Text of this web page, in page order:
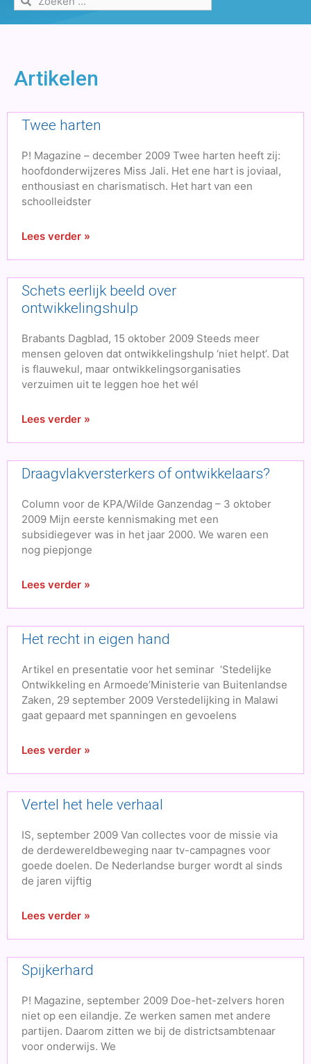
Artikelen
Twee harten
P! Magazine – december 2009 Twee harten heeft zij:
hoofdonderwijzeres Miss Jali. Het ene hart is joviaal,
enthousiast en charismatisch. Het hart van een
schoolleidster
Lees verder »
Schets eerlijk beeld over
ontwikkelingshulp
Brabants Dagblad, 15 oktober 2009 Steeds meer
mensen geloven dat ontwikkelingshulp ‘niet helpt’. Dat
is flauwekul, maar ontwikkelingsorganisaties
verzuimen uit te leggen hoe het wél
Lees verder »
Draagvlakversterkers of ontwikkelaars?
Column voor de KPA/Wilde Ganzendag – 3 oktober
2009 Mijn eerste kennismaking met een
subsidiegever was in het jaar 2000. We waren een
nog piepjonge
Lees verder »
Het recht in eigen hand
Artikel en presentatie voor het seminar ‘Stedelijke
Ontwikkeling en Armoede’Ministerie van Buitenlandse
Zaken, 29 september 2009 Verstedelijking in Malawi
gaat gepaard met spanningen en gevoelens
Lees verder »
Vertel het hele verhaal
IS, september 2009 Van collectes voor de missie via
de derdewereldbeweging naar tv-campagnes voor
goede doelen. De Nederlandse burger wordt al sinds
de jaren vijftig
Lees verder »
Spijkerhard
P! Magazine, september 2009 Doe-het-zelvers horen
niet op een eilandje. Ze werken samen met andere
partijen. Daarom zitten we bij de districtsambtenaar
voor onderwijs. We